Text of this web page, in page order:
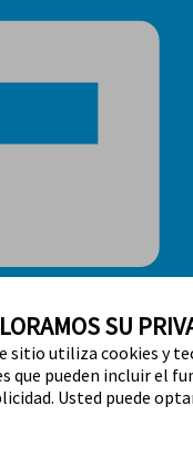
SU
sitio utiliza cookies y
que pueden incluir el
Usted puede